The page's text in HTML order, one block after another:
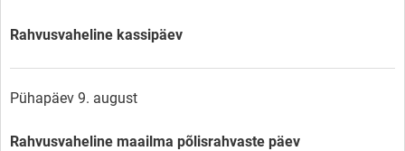
Rahvusvaheline kassipäev
Pühapäev 9. august
Rahvusvaheline maailma põlisrahvaste päev